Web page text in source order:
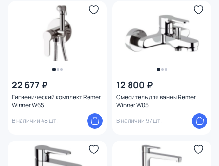
22 677 ₽
Гигиенический комплект Remer
Winner W65
В наличии 48 шт.
12 800 ₽
Смеситель для ванны Remer
Winner W05
В наличии 97 шт.
Стиль
Материал